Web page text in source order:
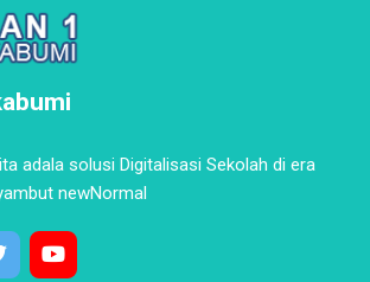
adala solusi Digitalisasi Sekolah di era
newNormal